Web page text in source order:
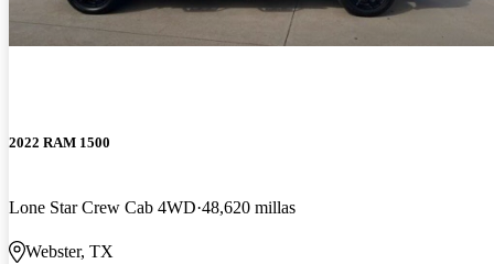
2022 RAM 1500
Lone Star Crew Cab 4WD 48,620 millas
Webster, TX